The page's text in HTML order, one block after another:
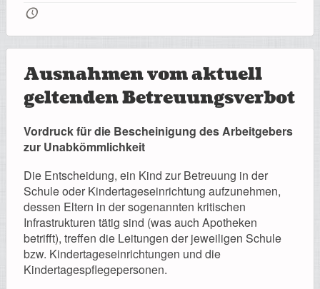
🕔
Ausnahmen vom aktuell
geltenden Betreuungsverbot
Vordruck für die Bescheinigung des Arbeitgebers
zur Unabkömmlichkeit
Die Entscheidung, ein Kind zur Betreuung in der
Schule oder Kindertageseinrichtung aufzunehmen,
dessen Eltern in der sogenannten kritischen
Infrastrukturen tätig sind (was auch Apotheken
betrifft), treffen die Leitungen der jeweiligen Schule
bzw. Kindertageseinrichtungen und die
Kindertagespflegepersonen.